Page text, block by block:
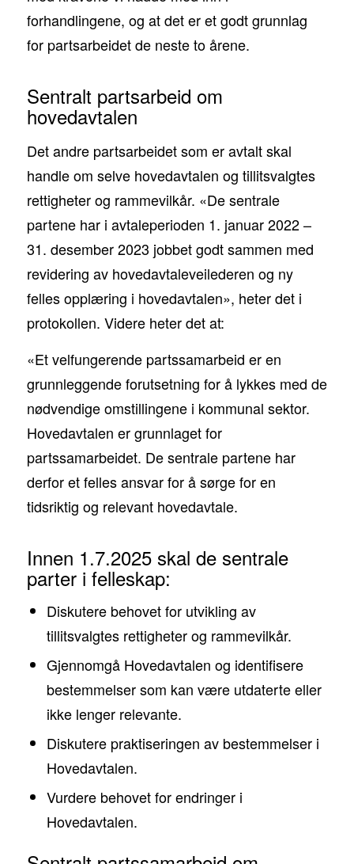
forhandlingene, og at det er et godt grunnlag
for partsarbeidet de neste to årene.
Sentralt partsarbeid om
hovedavtalen
Det andre partsarbeidet som er avtalt skal
handle om selve hovedavtalen og tillitsvalgtes
rettigheter og rammevilkår. «De sentrale
partene har i avtaleperioden 1. januar 2022 –
31. desember 2023 jobbet godt sammen med
revidering av hovedavtaleveilederen og ny
felles opplæring i hovedavtalen», heter det i
protokollen. Videre heter det at:
«Et velfungerende partssamarbeid er en
grunnleggende forutsetning for å lykkes med de
nødvendige omstillingene i kommunal sektor.
Hovedavtalen er grunnlaget for
partssamarbeidet. De sentrale partene har
derfor et felles ansvar for å sørge for en
tidsriktig og relevant hovedavtale.
Innen 1.7.2025 skal de sentrale
parter i felleskap:
Diskutere behovet for utvikling av
tillitsvalgtes rettigheter og rammevilkår.
Gjennomgå Hovedavtalen og identifisere
bestemmelser som kan være utdaterte eller
ikke lenger relevante.
Diskutere praktiseringen av bestemmelser i
Hovedavtalen.
Vurdere behovet for endringer i
Hovedavtalen.